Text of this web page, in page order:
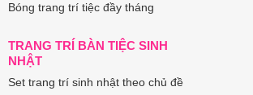
Bóng trang trí tiệc đầy tháng
TRANG TRÍ BÀN TIỆC SINH
NHẬT
Set trang trí sinh nhật theo chủ đề